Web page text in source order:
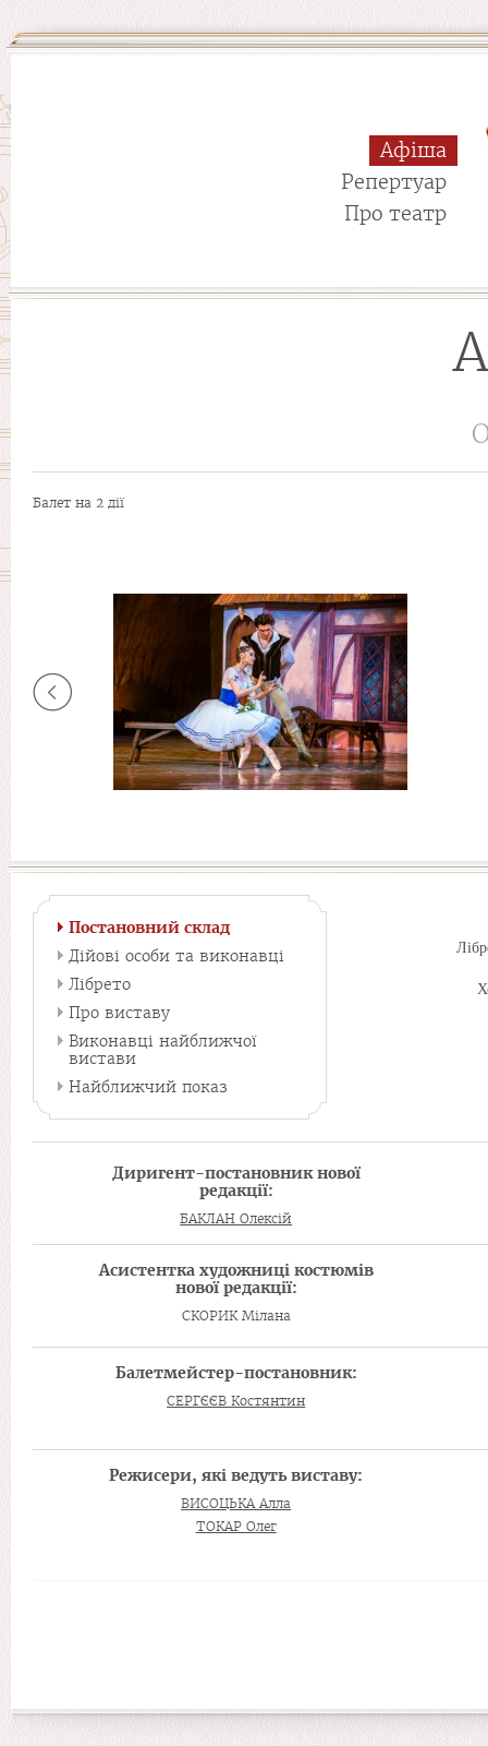
Афіша
Репертуар
Про театр
Балет на 2 дії
Постановний склад
Дійові особи та виконавці
Лібрето
Про виставу
Виконавці найближчої
вистави
Найближчий показ
Диригент-постановник нової
редакції:
БАКЛАН Олексій
Асистентка художниці костюмів
нової редакції:
СКОРИК Мілана
Балетмейстер-постановник:
СЕРГЄЄВ Костянтин
Режисери, які ведуть виставу:
ВИСОЦЬКА Алла
ТОКАР Олег